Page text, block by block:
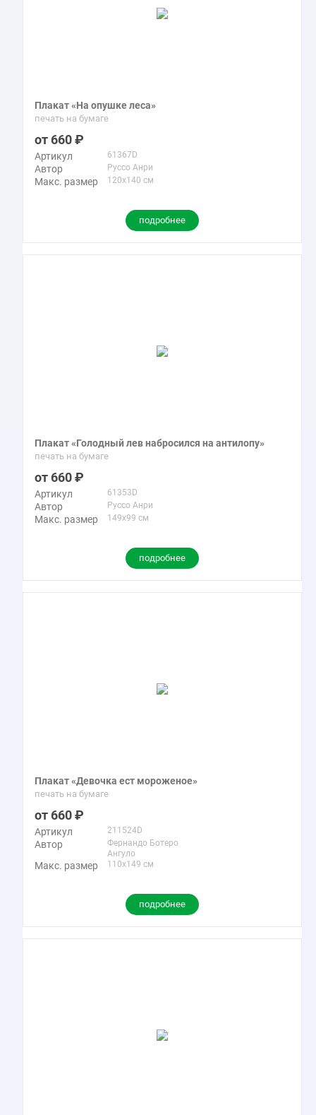
Плакат «На опушке леса»
печать на бумаге
660
Артикул 61367D
Автор Руссо Анри
Макс. размер 120x140 см
подробнее
Плакат «Голодный лев набросился на антилопу»
печать на бумаге
660
Артикул 61353D
Автор Руссо Анри
Макс. размер 149x99 см
подробнее
Плакат «Девочка ест мороженое»
печать на бумаге
660
Артикул 211524D
Автор
Фернандо Ботеро
Ангуло
Макс. размер 110x149 см
подробнее